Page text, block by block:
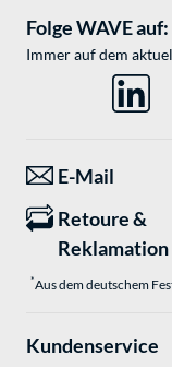
Folge WAVE auf:
Immer auf dem
E-Mail
Retoure &
Reklamation
*Aus dem deutschem
Kundenservice